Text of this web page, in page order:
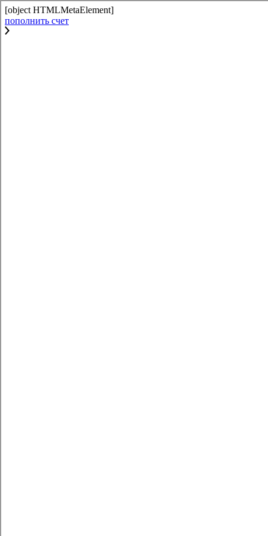
[object HTMLMetaElement]
пополнить счет